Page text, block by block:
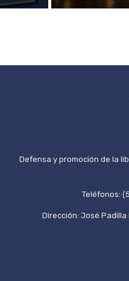
Defensa y promoción de la
Teléfonos:
Dirección: José Padilla